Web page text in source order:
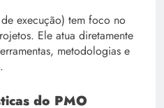
execução) tem foco no
Ele atua diretamente
metodologias e
do PMO